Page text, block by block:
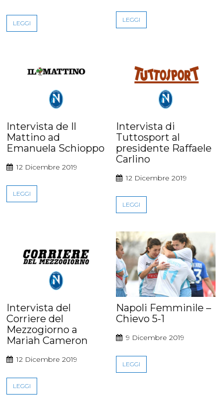
LEGGI LEGGI
Intervista de Il
Mattino ad
Emanuela Schioppo
12 Dicembre 2019
LEGGI
Intervista di
Tuttosport al
presidente Raffaele
Carlino
12 Dicembre 2019
LEGGI
Intervista del
Corriere del
Mezzogiorno a
Mariah Cameron
12 Dicembre 2019
LEGGI
Napoli Femminile –
Chievo 5-1
9 Dicembre 2019
LEGGI